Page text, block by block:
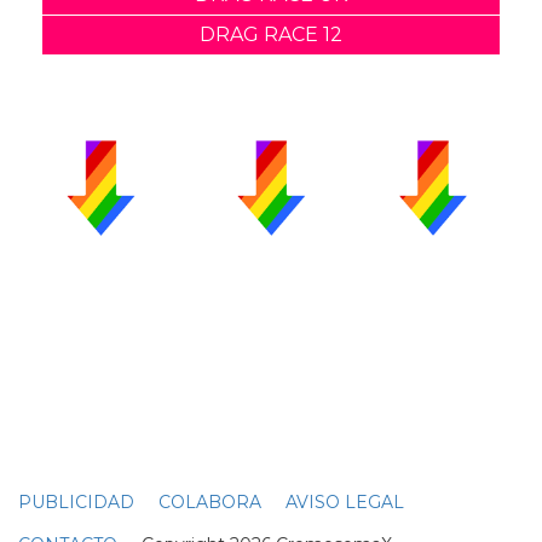
DRAG RACE 12
PUBLICIDAD COLABORA
AVISO LEGAL